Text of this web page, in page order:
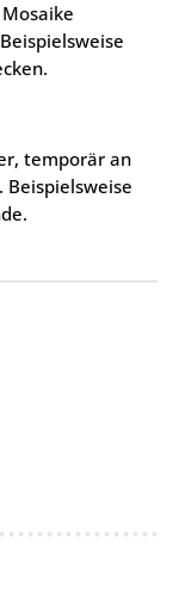
temporär an
Beispielsweise